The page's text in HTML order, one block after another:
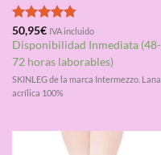
Valorado
con4.75
de 5
50,95€ IVA incluido
Disponibilidad Inmediata (48-
72 horas laborables)
SKINLEG de la marca Intermezzo. Lana
acrílica 100%